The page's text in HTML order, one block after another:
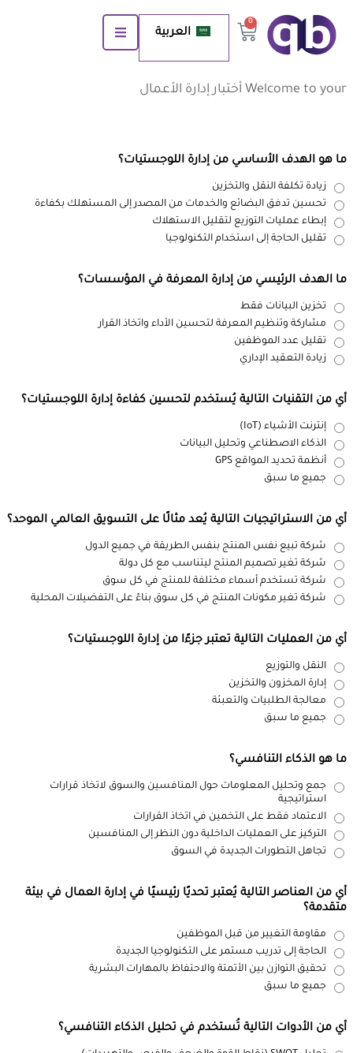
0
العربية
Welcome to your أختبار إدارة الأعمال
ما هو الهدف الأساسي من إدارة اللوجستيات؟
زيادة تكلفة النقل والتخزين
تحسين تدفق البضائع والخدمات من المصدر إلى المستهلك بكفاءة
إبطاء عمليات التوزيع لتقليل الاستهلاك
تقليل الحاجة إلى استخدام التكنولوجيا
ما الهدف الرئيسي من إدارة المعرفة في المؤسسات؟
تخزين البيانات فقط
مشاركة وتنظيم المعرفة لتحسين الأداء واتخاذ القرار
تقليل عدد الموظفين
زيادة التعقيد الإداري
أي من التقنيات التالية يُستخدم لتحسين كفاءة إدارة اللوجستيات؟
إنترنت الأشياء (IoT)
الذكاء الاصطناعي وتحليل البيانات
أنظمة تحديد المواقع GPS
جميع ما سبق
أي من الاستراتيجيات التالية يُعد مثالًا على التسويق العالمي الموحد؟
شركة تبيع نفس المنتج بنفس الطريقة في جميع الدول
شركة تغير تصميم المنتج ليتناسب مع كل دولة
شركة تستخدم أسماء مختلفة للمنتج في كل سوق
شركة تغير مكونات المنتج في كل سوق بناءً على التفضيلات المحلية
أي من العمليات التالية تعتبر جزءًا من إدارة اللوجستيات؟
النقل والتوزيع
إدارة المخزون والتخزين
معالجة الطلبيات والتعبئة
جميع ما سبق
ما هو الذكاء التنافسي؟
جمع وتحليل المعلومات حول المنافسين والسوق لاتخاذ قرارات
استراتيجية
الاعتماد فقط على التخمين في اتخاذ القرارات
التركيز على العمليات الداخلية دون النظر إلى المنافسين
تجاهل التطورات الجديدة في السوق
أي من العناصر التالية يُعتبر تحديًا رئيسيًا في إدارة العمال في بيئة
متقدمة؟
مقاومة التغيير من قبل الموظفين
الحاجة إلى تدريب مستمر على التكنولوجيا الجديدة
تحقيق التوازن بين الأتمتة والاحتفاظ بالمهارات البشرية
جميع ما سبق
أي من الأدوات التالية تُستخدم في تحليل الذكاء التنافسي؟